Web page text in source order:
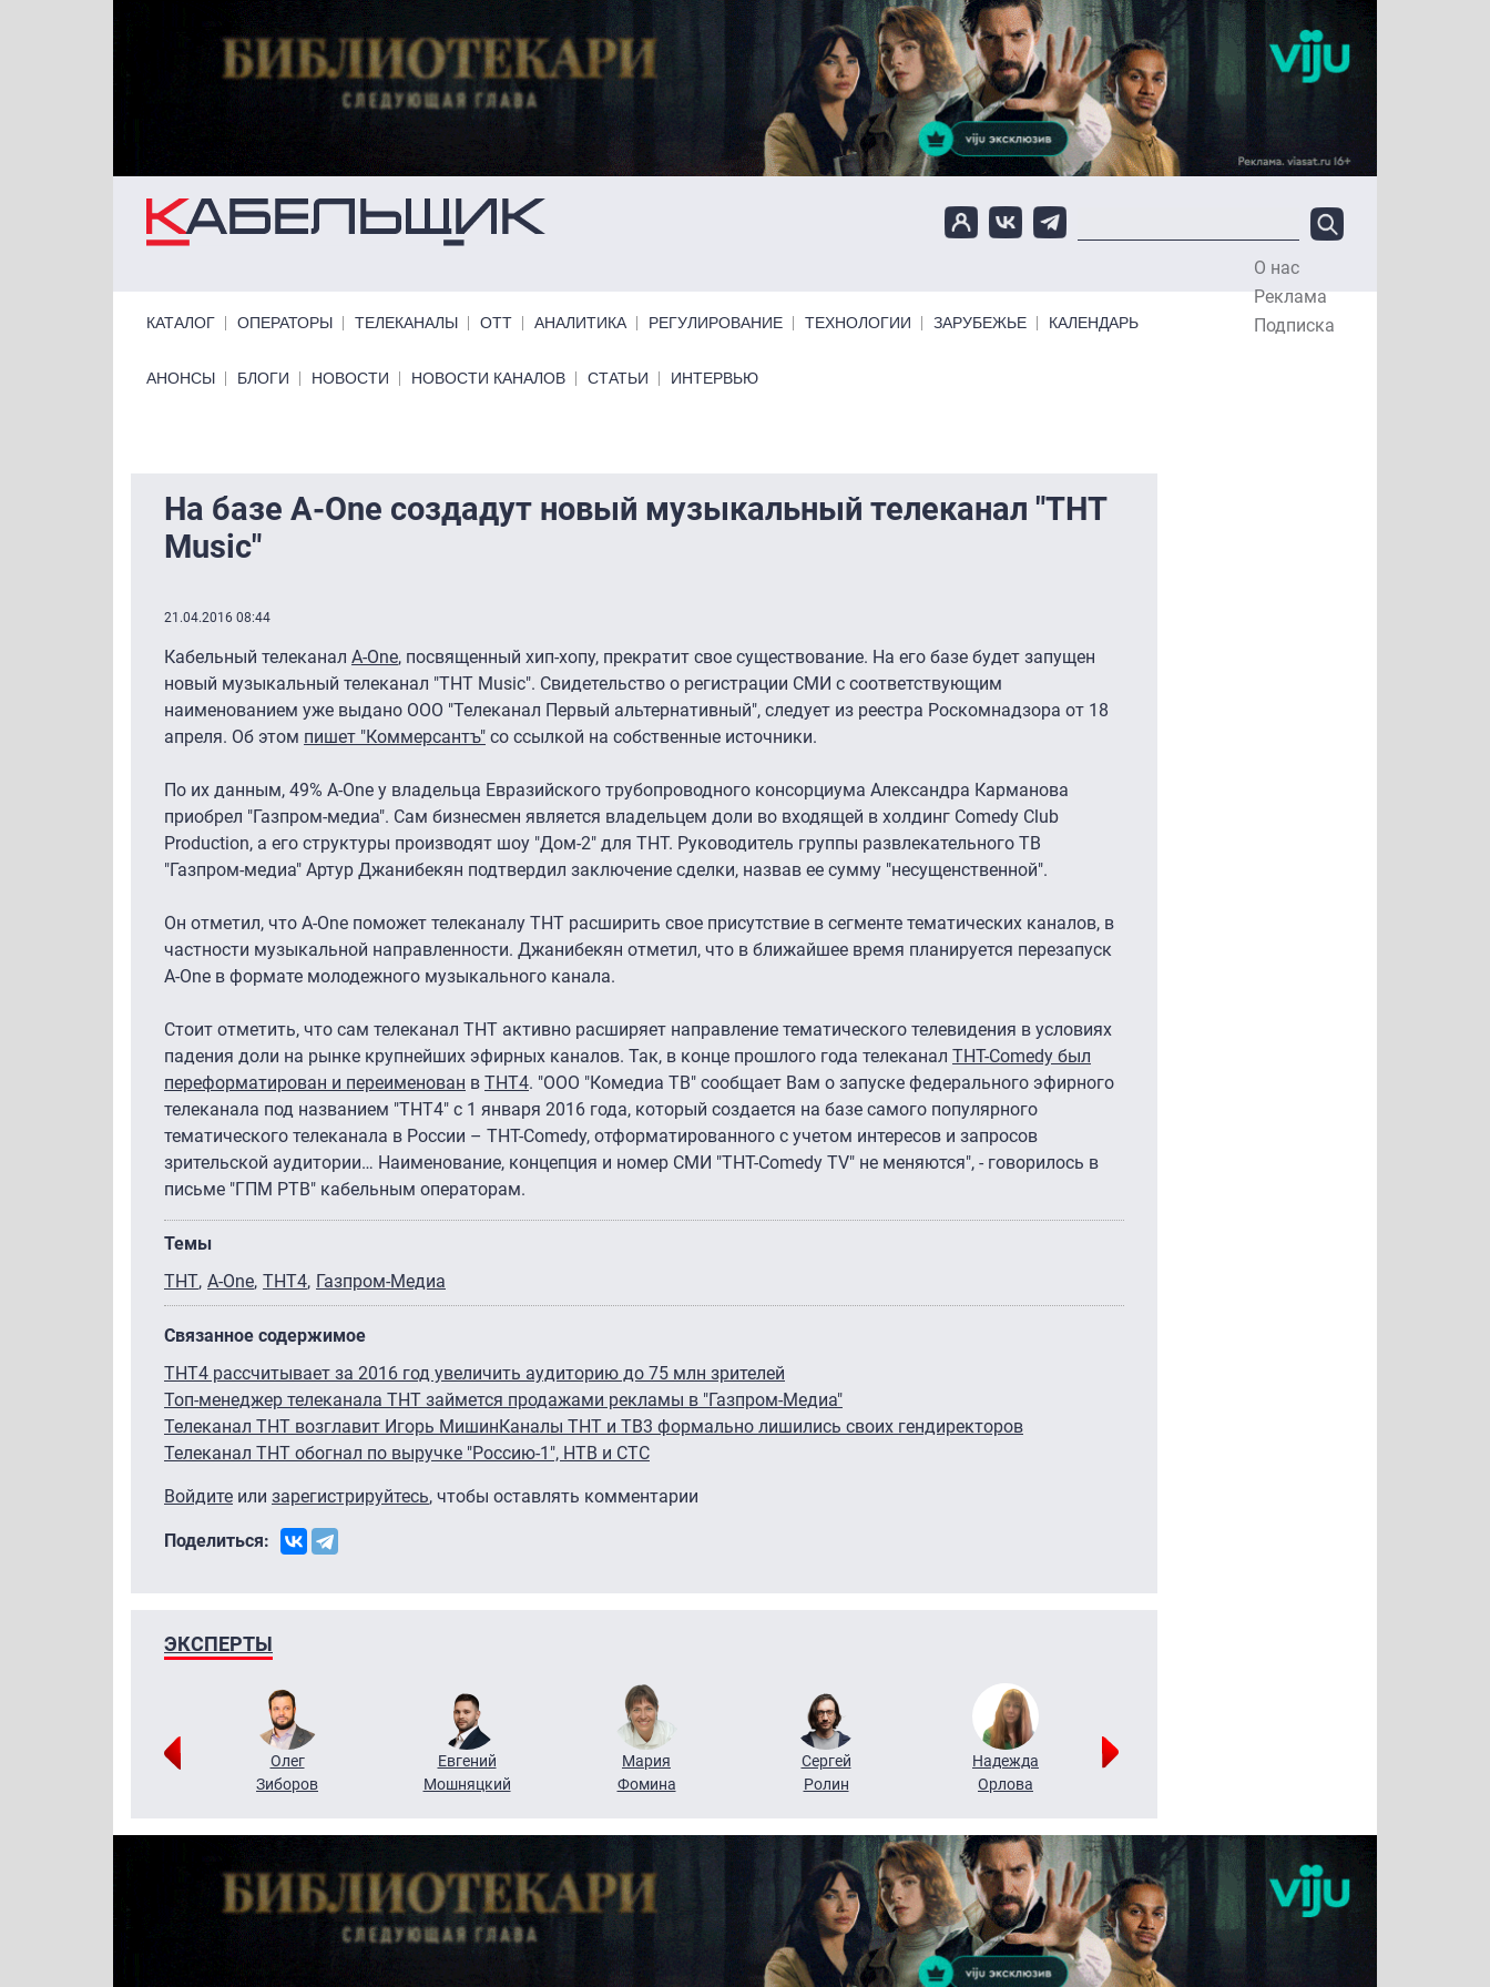
О нас
Реклама
Подписка
КАТАЛОГ ОПЕРАТОРЫ ТЕЛЕКАНАЛЫ ОТТ АНАЛИТИКА РЕГУЛИРОВАНИЕ ТЕХНОЛОГИИ ЗАРУБЕЖЬЕ КАЛЕНДАРЬ
Primary links bottom
АНОНСЫ БЛОГИ НОВОСТИ НОВОСТИ КАНАЛОВ СТАТЬИ ИНТЕРВЬЮ
На базе A-One создадут новый музыкальный телеканал "ТНТ
Music"
21.04.2016 08:44
Кабельный телеканал A-One, посвященный хип-хопу, прекратит свое существование. На его базе будет запущен
новый музыкальный телеканал "ТНТ Music". Свидетельство о регистрации СМИ с соответствующим
наименованием уже выдано ООО "Телеканал Первый альтернативный", следует из реестра Роскомнадзора от 18
апреля. Об этом пишет "Коммерсантъ" со ссылкой на собственные источники.
По их данным, 49% A-One у владельца Евразийского трубопроводного консорциума Александра Карманова
приобрел "Газпром-медиа". Сам бизнесмен является владельцем доли во входящей в холдинг Comedy Club
Production, а его структуры производят шоу "Дом-2" для ТНТ. Руководитель группы развлекательного ТВ
"Газпром-медиа" Артур Джанибекян подтвердил заключение сделки, назвав ее сумму "несущенственной".
Он отметил, что A-One поможет телеканалу ТНТ расширить свое присутствие в сегменте тематических каналов, в
частности музыкальной направленности. Джанибекян отметил, что в ближайшее время планируется перезапуск
A-One в формате молодежного музыкального канала.
Стоит отметить, что сам телеканал ТНТ активно расширяет направление тематического телевидения в условиях
падения доли на рынке крупнейших эфирных каналов. Так, в конце прошлого года телеканал ТНТ-Comedy был
переформатирован и переименован в ТНТ4. "ООО "Комедиа ТВ" сообщает Вам о запуске федерального эфирного
телеканала под названием "ТНТ4" с 1 января 2016 года, который создается на базе самого популярного
тематического телеканала в России – ТНТ-Comedy, отформатированного с учетом интересов и запросов
зрительской аудитории… Наименование, концепция и номер СМИ "ТНТ-Comedy TV" не меняются", - говорилось в
письме "ГПМ РТВ" кабельным операторам.
Темы
ТНТ A-One ТНТ4 Газпром-Медиа
Связанное содержимое
ТНТ4 рассчитывает за 2016 год увеличить аудиторию до 75 млн зрителей
Топ-менеджер телеканала ТНТ займется продажами рекламы в "Газпром-Медиа"
Телеканал ТНТ возглавит Игорь МишинКаналы ТНТ и ТВ3 формально лишились своих гендиректоров
Телеканал ТНТ обогнал по выручке "Россию-1", НТВ и СТС
Войдите или зарегистрируйтесь, чтобы оставлять комментарии
Поделиться:
ЭКСПЕРТЫ
Олег
Зиборов
Евгений
Мошняцкий
Мария
Фомина
Сергей
Ролин
Надежда
Орлова